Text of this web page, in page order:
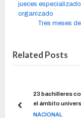
jueces
organizado
Tres meses
Related Posts
23 bachilleres
el ámbito
NACIONAL